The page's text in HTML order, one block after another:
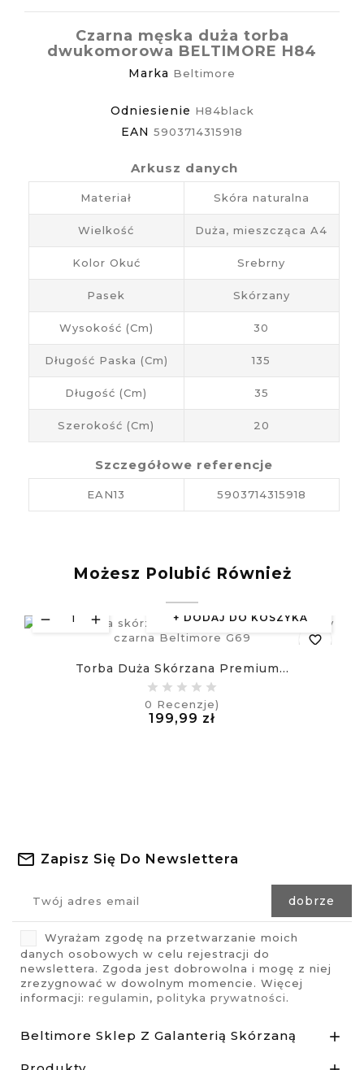
Czarna męska duża torba
dwukomorowa BELTIMORE H84
Marka Beltimore
Odniesienie H84black
EAN 5903714315918
Arkusz danych
Materiał Skóra naturalna
Wielkość Duża, mieszcząca A4
Kolor Okuć Srebrny
Pasek Skórzany
Wysokość (cm) 30
Długość Paska (cm) 135
Długość (cm) 35
Szerokość (cm) 20
Szczegółowe referencje
EAN13 5903714315918
Możesz Polubić Również
DODAJ DO KOSZYKA
favorite_border
Torba Duża Skórzana Premium...
0 Recenzje)
199,99 zł
Zapisz Się Do Newslettera
Wyrażam zgodę na przetwarzanie moich
danych osobowych w celu rejestracji do
newslettera. Zgoda jest dobrowolna i mogę z niej
zrezygnować w dowolnym momencie. Więcej
informacji: regulamin, polityka prywatności.
Beltimore Sklep Z Galanterią Skórzaną 